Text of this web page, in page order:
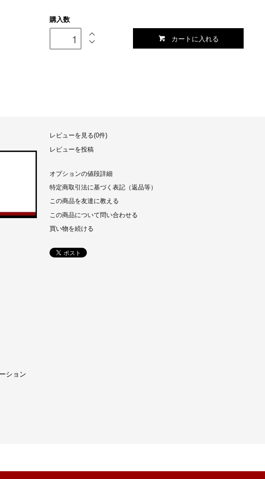
購入数
カートに入れる
ション
レビューを見る(0件)
レビューを投稿
オプションの値段詳細
特定商取引法に基づく表記（返品等）
この商品を友達に教える
この商品について問い合わせる
買い物を続ける